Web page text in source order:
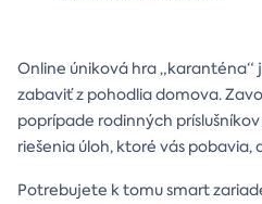
Online úniková hra „karanténa“
zabaviť z pohodlia domova.
poprípade rodinných
riešenia úloh, ktoré vás pobavia,
Potrebujete k tomu smart